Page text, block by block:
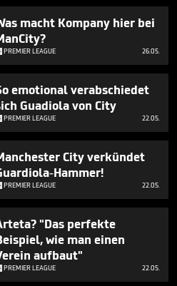
macht Kompany hier bei
PREMIER LEAGUE 26.05.
emotional verabschiedet
Guadiola von City
PREMIER LEAGUE 22.05.
City verkündet
Hammer!
PREMIER LEAGUE 22.05.
"Das perfekte
wie man einen
aufbaut"
PREMIER LEAGUE 22.05.